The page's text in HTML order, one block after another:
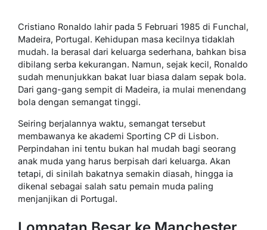
Cristiano Ronaldo lahir pada 5 Februari 1985 di Funchal,
Madeira, Portugal. Kehidupan masa kecilnya tidaklah
mudah. Ia berasal dari keluarga sederhana, bahkan bisa
dibilang serba kekurangan. Namun, sejak kecil, Ronaldo
sudah menunjukkan bakat luar biasa dalam sepak bola.
Dari gang-gang sempit di Madeira, ia mulai menendang
bola dengan semangat tinggi.
Seiring berjalannya waktu, semangat tersebut
membawanya ke akademi Sporting CP di Lisbon.
Perpindahan ini tentu bukan hal mudah bagi seorang
anak muda yang harus berpisah dari keluarga. Akan
tetapi, di sinilah bakatnya semakin diasah, hingga ia
dikenal sebagai salah satu pemain muda paling
menjanjikan di Portugal.